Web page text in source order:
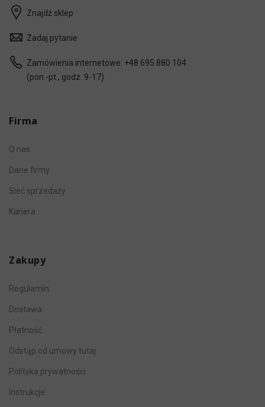
Znajdź sklep
Zadaj pytanie
Zamówienia internetowe: +48 695 880 104
(pon.-pt., godz. 9-17)
Firma
O nas
Dane firmy
Sieć sprzedaży
Kariera
Zakupy
Regulamin
Dostawa
Płatność
Odstąp od umowy tutaj
Polityka prywatności
Instrukcje